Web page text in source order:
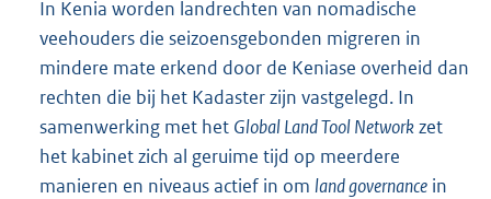
In Kenia worden landrechten van nomadische
veehouders die seizoensgebonden migreren in
mindere mate erkend door de Keniase overheid dan
rechten die bij het Kadaster zijn vastgelegd. In
samenwerking met het Global Land Tool Networkzet
het kabinet zich al geruime tijd op meerdere
manieren en niveaus actief in om land governance in